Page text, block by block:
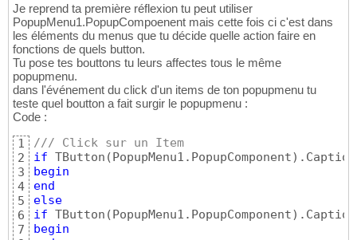
Je reprend ta première réflexion tu peut utiliser
PopupMenu1.PopupCompoenent mais cette fois ci c'est dans
les éléments du menus que tu décide quelle action faire en
fonctions de quels button.
Tu pose tes bouttons tu leurs affectes tous le même
popupmenu.
dans l'événement du click d'un items de ton popupmenu tu
teste quel boutton a fait surgir le popupmenu :
Code :
1
2
3
4
5
6
7
/// Click sur un Item
if TButton (PopupMenu1.PopupComponent)
begin
end
else
if TButton (PopupMenu1.PopupComponent)
begin